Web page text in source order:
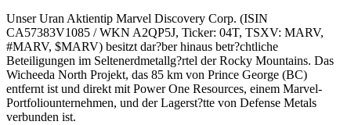
Unser Uran Aktientip Marvel Discovery Corp. (ISIN
CA57383V1085 / WKN A2QP5J, Ticker: 04T, TSXV: MARV,
#MARV, $MARV) besitzt dar?ber hinaus betr?chtliche
Beteiligungen im Seltenerdmetallg?rtel der Rocky Mountains. Das
Wicheeda North Projekt, das 85 km von Prince George (BC)
entfernt ist und direkt mit Power One Resources, einem Marvel-
Portfoliounternehmen, und der Lagerst?tte von Defense Metals
verbunden ist.